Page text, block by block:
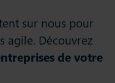
sur nous pour
agile. Découvrez
de votre